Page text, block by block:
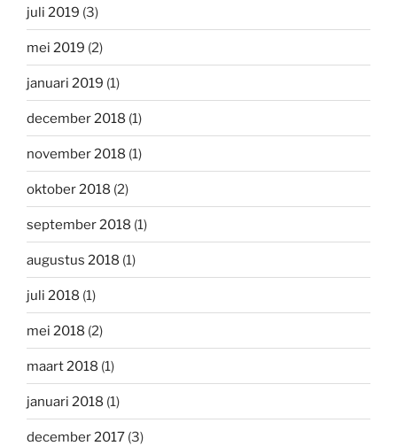
juli 2019 (3)
mei 2019 (2)
januari 2019 (1)
december 2018 (1)
november 2018 (1)
oktober 2018 (2)
september 2018 (1)
augustus 2018 (1)
juli 2018 (1)
mei 2018 (2)
maart 2018 (1)
januari 2018 (1)
december 2017 (3)